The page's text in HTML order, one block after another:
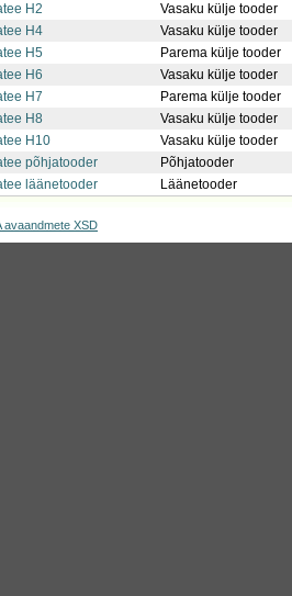
H2
Vasaku külje tooder
H4
Vasaku külje tooder
H5
Parema külje tooder
H6
Vasaku külje tooder
H7
Parema külje tooder
H8
Vasaku külje tooder
H10
Vasaku külje tooder
põhjatooder
Põhjatooder
läänetooder Läänetooder
avaandmete XSD